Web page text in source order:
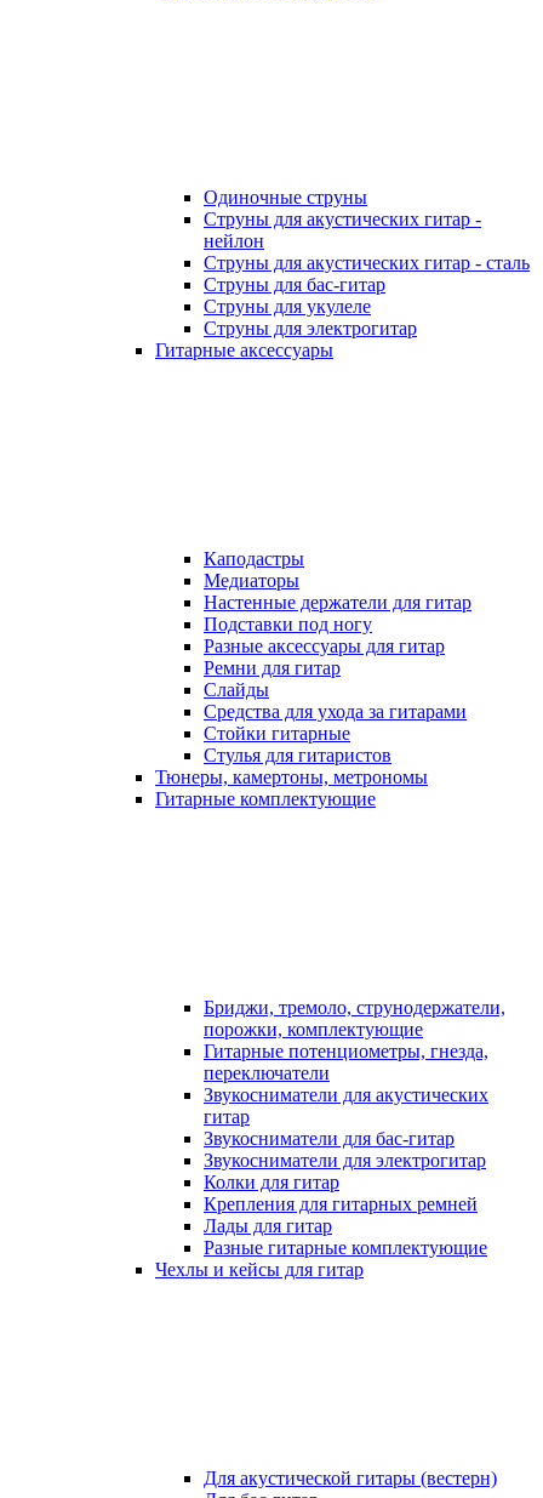
Одиночные струны
Струны для акустических гитар -
нейлон
Струны для акустических гитар - сталь
Струны для бас-гитар
Струны для укулеле
Струны для электрогитар
Гитарные аксессуары
Каподастры
Медиаторы
Настенные держатели для гитар
Подставки под ногу
Разные аксессуары для гитар
Ремни для гитар
Слайды
Средства для ухода за гитарами
Стойки гитарные
Стулья для гитаристов
Тюнеры, камертоны, метрономы
Гитарные комплектующие
Бриджи, тремоло, струнодержатели,
порожки, комплектующие
Гитарные потенциометры, гнезда,
переключатели
Звукосниматели для акустических
гитар
Звукосниматели для бас-гитар
Звукосниматели для электрогитар
Колки для гитар
Крепления для гитарных ремней
Лады для гитар
Разные гитарные комплектующие
Чехлы и кейсы для гитар
Для акустической гитары (вестерн)